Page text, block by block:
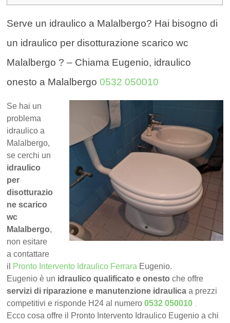
Serve un idraulico a Malalbergo? Hai bisogno di
un idraulico per disotturazione scarico wc
Malalbergo ? – Chiama Eugenio, idraulico
onesto a Malalbergo0532 050010
Se hai un
problema
idraulico a
Malalbergo,
se cerchi un
idraulico
per
disotturazio
ne scarico
wc
Malalbergo,
non esitare
a contattare
il Pronto Intervento Idraulico Ferrara Eugenio.
Eugenio è un idraulico qualificato e onesto che offre
servizi di riparazione e manutenzione idraulica a prezzi
competitivi e risponde H24 al numero0532 050010 .
Ecco cosa offre il Pronto Intervento Idraulico Eugenio a chi